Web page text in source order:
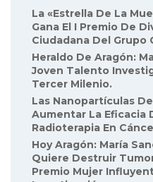
La «Estrella De La
Gana El I Premio De
Ciudadana Del Grupo
Heraldo De Aragón:
Joven Talento
Tercer Milenio.
Las Nanopartículas
Aumentar La Eficacia
Radioterapia En
Hoy Aragón: María
Quiere Destruir
Premio Mujer